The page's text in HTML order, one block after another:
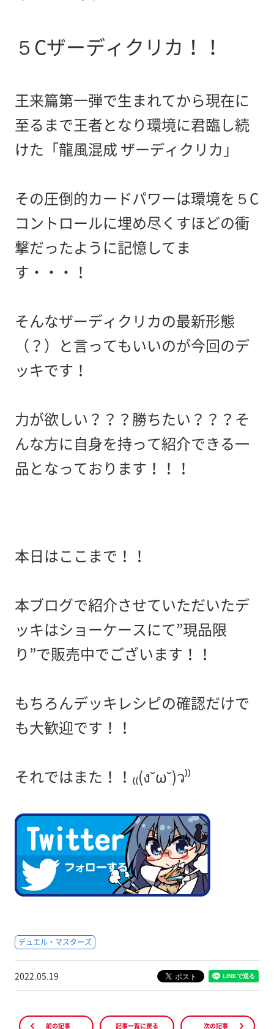
５Cザーディクリカ！！
王来篇第一弾で生まれてから現在に
至るまで王者となり環境に君臨し続
けた「龍風混成 ザーディクリカ」
その圧倒的カードパワーは環境を５C
コントロールに埋め尽くすほどの衝
撃だったように記憶してま
す・・・！
そんなザーディクリカの最新形態
（？）と言ってもいいのが今回のデ
ッキです！
力が欲しい？？？勝ちたい？？？そ
んな方に自身を持って紹介できる一
品となっております！！！
本日はここまで！！
本ブログで紹介させていただいたデ
ッキはショーケースにて”現品限
り”で販売中でございます！！
もちろんデッキレシピの確認だけで
も大歓迎です！！
それではまた！！₍₍(ง˘ω˘)ว⁾⁾
デュエル・マスターズ
2022.05.19
前の記事 記事一覧に戻る 次の記事